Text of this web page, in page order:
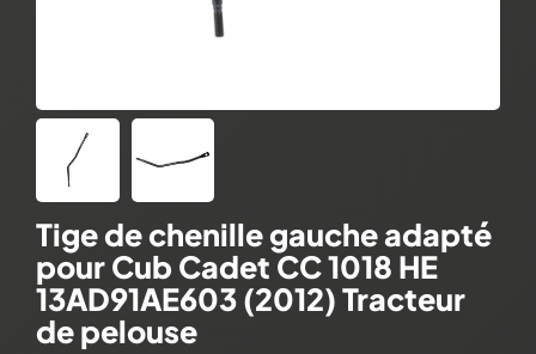
Tige de chenille gauche adapté
pour Cub Cadet CC 1018 HE
13AD91AE603 (2012) Tracteur
de pelouse